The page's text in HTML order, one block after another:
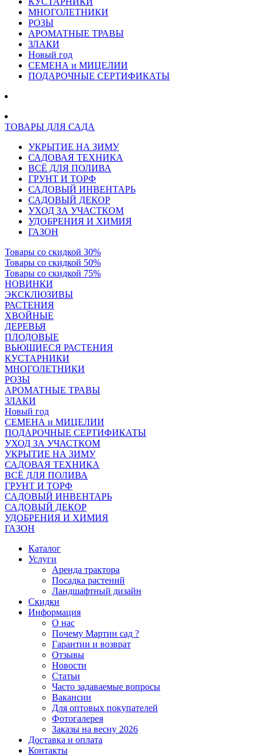
МНОГОЛЕТНИКИ
РОЗЫ
АРОМАТНЫЕ ТРАВЫ
ЗЛАКИ
Новый год
СЕМЕНА и МИЦЕЛИИ
ПОДАРОЧНЫЕ СЕРТИФИКАТЫ
ТОВАРЫ ДЛЯ САДА
УКРЫТИЕ НА ЗИМУ
САДОВАЯ ТЕХНИКА
ВСЁ ДЛЯ ПОЛИВА
ГРУНТ И ТОРФ
САДОВЫЙ ИНВЕНТАРЬ
САДОВЫЙ ДЕКОР
УХОД ЗА УЧАСТКОМ
УДОБРЕНИЯ И ХИМИЯ
ГАЗОН
Товары со скидкой 30%
Товары со скидкой 50%
Товары со скидкой 75%
НОВИНКИ
ЭКСКЛЮЗИВЫ
РАСТЕНИЯ
ХВОЙНЫЕ
ДЕРЕВЬЯ
ПЛОДОВЫЕ
ВЬЮЩИЕСЯ РАСТЕНИЯ
КУСТАРНИКИ
МНОГОЛЕТНИКИ
РОЗЫ
АРОМАТНЫЕ ТРАВЫ
ЗЛАКИ
Новый год
СЕМЕНА и МИЦЕЛИИ
ПОДАРОЧНЫЕ СЕРТИФИКАТЫ
УХОД ЗА УЧАСТКОМ
УКРЫТИЕ НА ЗИМУ
САДОВАЯ ТЕХНИКА
ВСЁ ДЛЯ ПОЛИВА
ГРУНТ И ТОРФ
САДОВЫЙ ИНВЕНТАРЬ
САДОВЫЙ ДЕКОР
УДОБРЕНИЯ И ХИМИЯ
ГАЗОН
Каталог
Услуги
Аренда трактора
Посадка растений
Ландшафтный дизайн
Скидки
Информация
О нас
Почему Мартин сад ?
Гарантии и возврат
Отзывы
Новости
Статьи
Часто задаваемые вопросы
Вакансии
Для оптовых покупателей
Фотогалерея
Заказы на весну 2026
Доставка и оплата
Контакты